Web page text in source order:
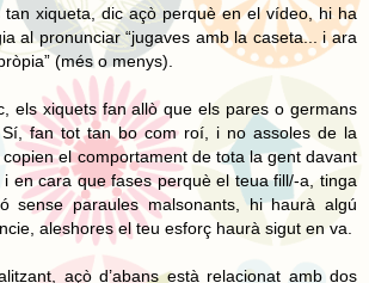
xiqueta, dic açò perquè en el vídeo, hi ha
al pronunciar “jugaves amb la caseta... i ara
(més o menys).
els xiquets fan allò que els pares o germans
fan tot tan bo com roí, i no assoles de la
el comportament de tota la gent davant
i en cara que fases perquè el teua fill/-a, tinga
sense paraules malsonants, hi haurà algú
aleshores el teu esforç haurà sigut en va.
açò d’abans està relacionat amb dos